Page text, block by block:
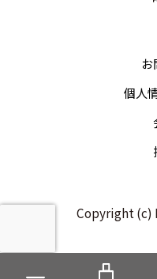
お
個人
Copyright (c)